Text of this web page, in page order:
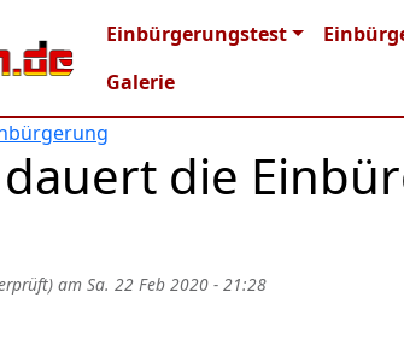
Main navigation
Einbürgerungstest
Galerie
die
am Sa. 22 Feb 2020 - 21:28